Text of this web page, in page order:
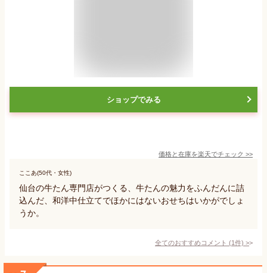
ショップでみる
価格と在庫を楽天でチェック >>
ここあ(50代・女性)
仙台の牛たん専門店がつくる、牛たんの魅力をふんだんに詰
込んだ、和洋中仕立てでほかにはないおせちはいかがでしょ
うか。
全てのおすすめコメント (1件) >